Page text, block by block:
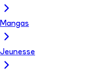
Mangas
Jeunesse